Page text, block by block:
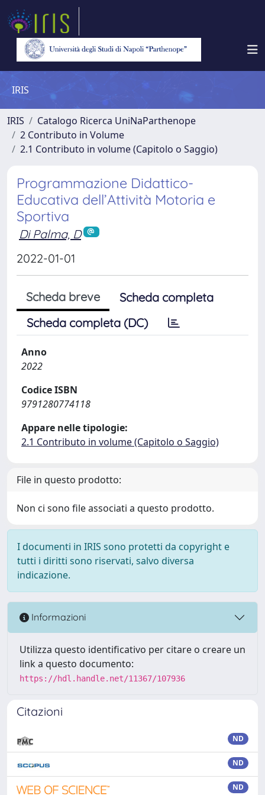
IRIS
IRIS
Catalogo Ricerca UniNaParthenope
2 Contributo in Volume
2.1 Contributo in volume (Capitolo o Saggio)
Programmazione Didattico-
Educativa dell’Attività Motoria e
Sportiva
Di Palma, D
2022-01-01
Scheda breve
Scheda completa
Scheda completa (DC)
Anno
2022
Codice ISBN
9791280774118
Appare nelle tipologie:
2.1 Contributo in volume (Capitolo o Saggio)
File in questo prodotto:
Non ci sono file associati a questo prodotto.
I documenti in IRIS sono protetti da copyright e
tutti i diritti sono riservati, salvo diversa
indicazione.
Informazioni
Utilizza questo identificativo per citare o creare un
link a questo documento:
https://hdl.handle.net/11367/107936
Citazioni
ND
ND
ND